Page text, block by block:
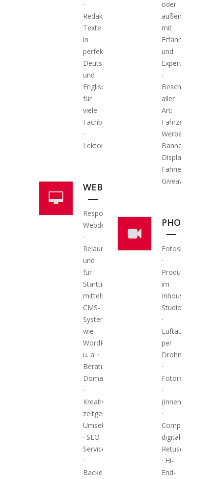
·
Redaktionelle
Texte
in
perfektem
Deutsch
und
Englisch
für
viele
Fachbereiche
·
Lektoratservice
WEBDESIGN
Responsive
Webdesign
·
Relaunches
und
für
Startups,
mittels
CMS-
Systemen
wie
WordPress
u. a. ·
Beratung,
Domainrecherche
·
Kreative
zeitgemäße
Umsetzung
· SEO-
Service
·
Backend-
oder
außen
mit
Erfahrung
und
Expertise
·
Beschriftungen
aller
Art:
Fahrzeuge,
Werbeschilder,
Banner,
Displays,
Fahnen,
Giveaways
Fotoshootings
·
Produktfotografie
im
Inhouse-
Studio
·
Luftaufnahmen
per
Drohne
·
Fotoreportage
·
·
Composings,
digitale
Retusche
· Hi-
End-